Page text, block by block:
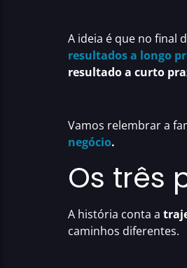
A ideia é que no final
resultados a longo
resultado a curto
Vamos relembrar a
negócio.
Os três
A história conta a
caminhos diferentes.